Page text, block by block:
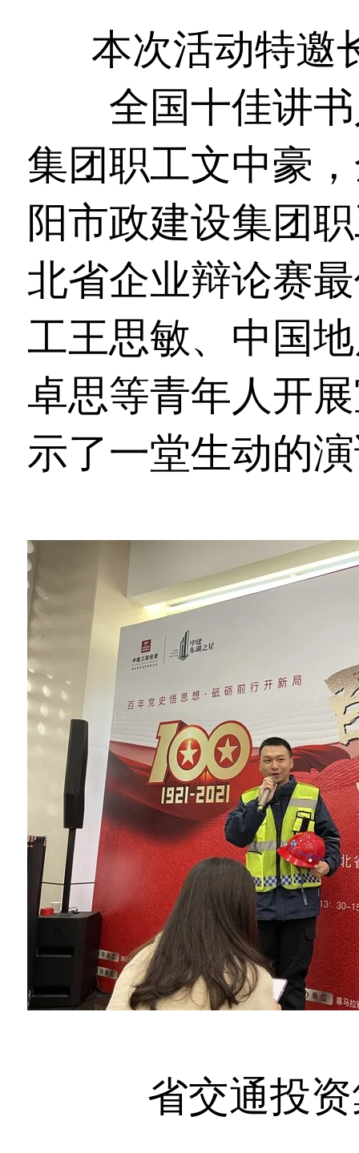
本次活动特邀
全国十佳讲
集团职工文中豪
阳市政建设集团
北省企业辩论赛
工王思敏、中国
卓思等青年人开
示了一堂生动的
省交通投